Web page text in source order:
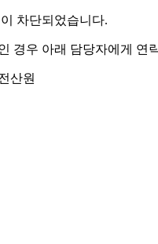
차단되었습니다.
경우 아래 담당자에게 연
산원